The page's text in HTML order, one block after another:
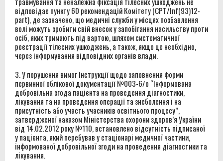
відповідає пункту 60 рекомендацій Комітету (CPT/Inf(93)12-
part), де зазначено, що медичні служби у місцях позбавлення
волі можуть зробити свій внесок у запобігання насильству проти
осіб, яких тримають під вартою, шляхом систематичної
реєстрації тілесних ушкоджень, а також, якщо це необхідно,
через інформування відповідних органів влади.
3. У порушення вимог Інструкції щодо заповнення форми
первинної облікової документації №003-6/о “Інформована
добровільна згода пацієнта на проведення діагностики,
лікування та на проведення операції та знеболення i на
присутність або участь учасників освітнього процесу”,
затвердженої наказом Міністерства охорони здоров’я України
від 14.02.2012 року №110, встановлено відсутність підписаної
у пацієнта, який перебував у стаціонарі медичної частини,
інформованої добровільної згоди на проведення діагностики та
лікування.